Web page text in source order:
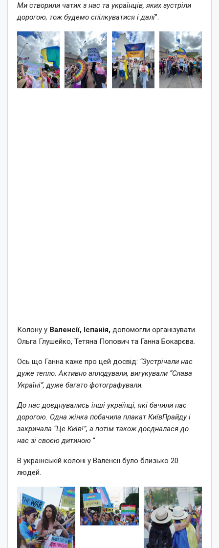
Ми створили чатик з нас та українців, яких зустріли
дорогою, тож будемо спілкуватися і далі”.
Колону у Валенсії, Іспанія, допомогли організувати
Ольга Глушейко, Тетяна Попович та Ганна Бокарєва.
Ось що Ганна каже про цей досвід: “Зустрічали нас
дуже тепло. Активно аплодували, вигукували “Слава
Україні”, дуже багато фотографували.
До нас доєднувались інші українці, які бачили нас
дорогою. Одна жінка побачила плакат КиївПрайду і
закричала “Це Київ!”, а потім також доєдналася до
нас зі своєю дитиною “.
В українській колоні у Валенсії було близько 20
людей.